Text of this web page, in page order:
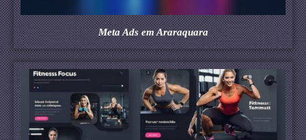
Meta Ads em Araraquara